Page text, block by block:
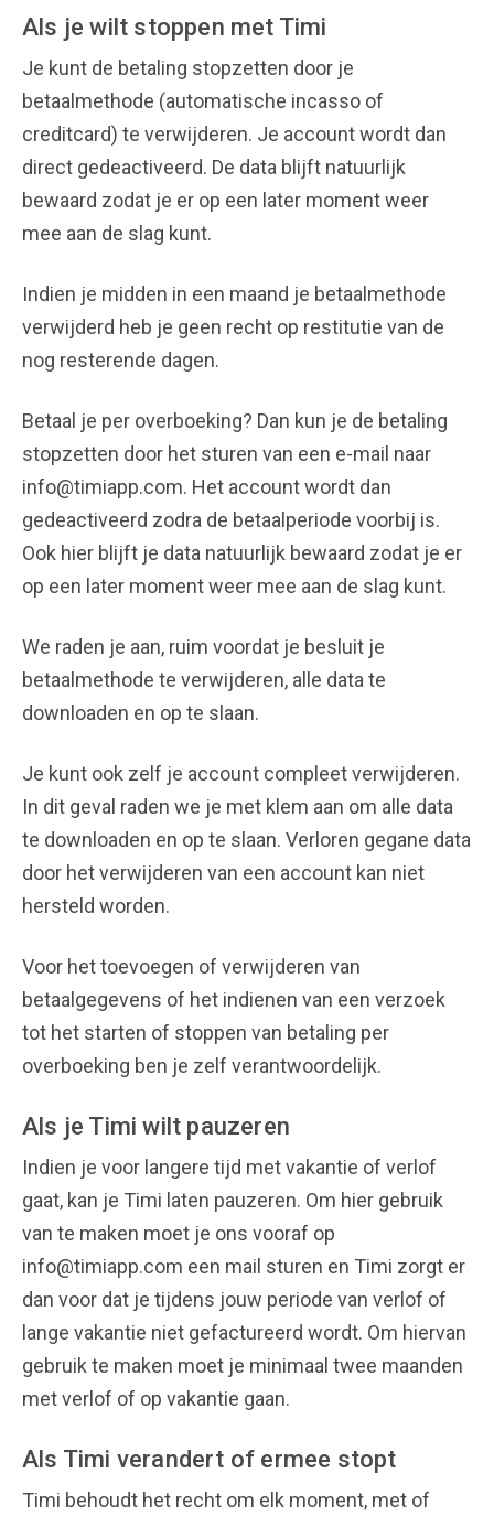
Als je wilt stoppen met Timi
Je kunt de betaling stopzetten door je
betaalmethode (automatische incasso of
creditcard) te verwijderen. Je account wordt dan
direct gedeactiveerd. De data blijft natuurlijk
bewaard zodat je er op een later moment weer
mee aan de slag kunt.
Indien je midden in een maand je betaalmethode
verwijderd heb je geen recht op restitutie van de
nog resterende dagen.
Betaal je per overboeking? Dan kun je de betaling
stopzetten door het sturen van een e-mail naar
info@timiapp.com. Het account wordt dan
gedeactiveerd zodra de betaalperiode voorbij is.
Ook hier blijft je data natuurlijk bewaard zodat je er
op een later moment weer mee aan de slag kunt.
We raden je aan, ruim voordat je besluit je
betaalmethode te verwijderen, alle data te
downloaden en op te slaan.
Je kunt ook zelf je account compleet verwijderen.
In dit geval raden we je met klem aan om alle data
te downloaden en op te slaan. Verloren gegane data
door het verwijderen van een account kan niet
hersteld worden.
Voor het toevoegen of verwijderen van
betaalgegevens of het indienen van een verzoek
tot het starten of stoppen van betaling per
overboeking ben je zelf verantwoordelijk.
Als je Timi wilt pauzeren
Indien je voor langere tijd met vakantie of verlof
gaat, kan je Timi laten pauzeren. Om hier gebruik
van te maken moet je ons vooraf op
info@timiapp.com een mail sturen en Timi zorgt er
dan voor dat je tijdens jouw periode van verlof of
lange vakantie niet gefactureerd wordt. Om hiervan
gebruik te maken moet je minimaal twee maanden
met verlof of op vakantie gaan.
Als Timi verandert of ermee stopt
Timi behoudt het recht om elk moment, met of